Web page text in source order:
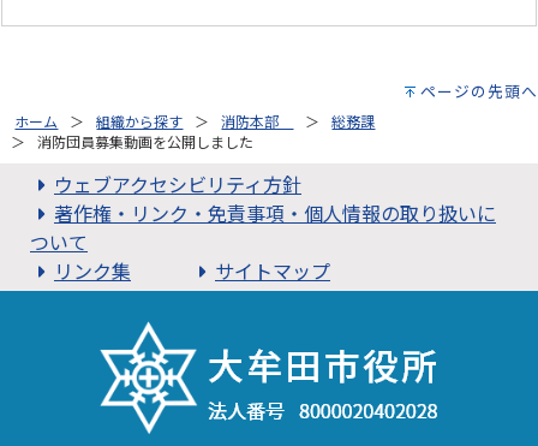
ページの先頭へ
ホーム 組織から探す 消防本部
総務課
消防団員募集動画を公開しました
ウェブアクセシビリティ方針
著作権・リンク・免責事項・個人情報の取り扱いに
ついて
リンク集
サイトマップ